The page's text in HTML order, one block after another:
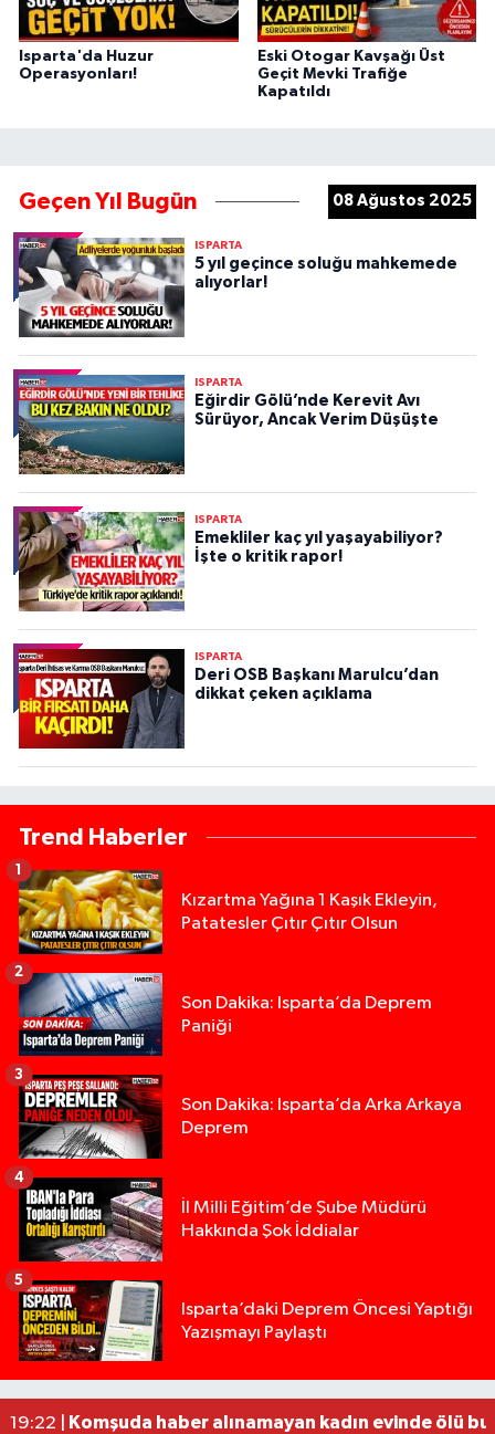
Isparta'da Huzur
Operasyonları!
Eski Otogar Kavşağı Üst
Geçit Mevki Trafiğe
Kapatıldı
Geçen Yıl Bugün 08 Ağustos 2025
ISPARTA
5 yıl geçince soluğu mahkemede
alıyorlar!
ISPARTA
Eğirdir Gölü’nde Kerevit Avı
Sürüyor, Ancak Verim Düşüşte
ISPARTA
Emekliler kaç yıl yaşayabiliyor?
İşte o kritik rapor!
ISPARTA
Deri OSB Başkanı Marulcu’dan
dikkat çeken açıklama
Trend Haberler
Kızartma Yağına 1 Kaşık Ekleyin,
Patatesler Çıtır Çıtır Olsun
1
Son Dakika: Isparta’da Deprem
Paniği
2
Son Dakika: Isparta’da Arka Arkaya
Deprem
3
İl Milli Eğitim’de Şube Müdürü
Hakkında Şok İddialar
4
Isparta’daki Deprem Öncesi Yaptığı
Yazışmayı Paylaştı
5
13:00 |Yığılca'da kardeşler arasındaki silahlı kavgada
12:48 |Tur teknesi çalışanlarının birbirine girdiği kavga
02:26 |MOTOSİKLETLE ÇARPIŞAN OTOMOBİL GÜL
19:22 |
Komşuda haber alınamayan kadın evinde ölü